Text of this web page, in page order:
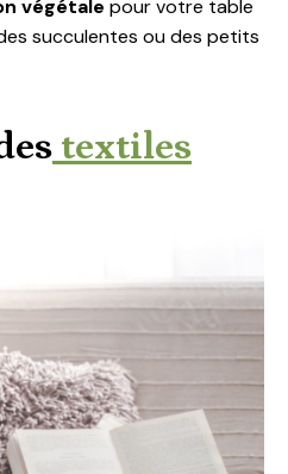
végétale pour votre table
succulentes ou des petits
textiles